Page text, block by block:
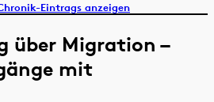
Eintrags anzeigen
über Migration –
mit